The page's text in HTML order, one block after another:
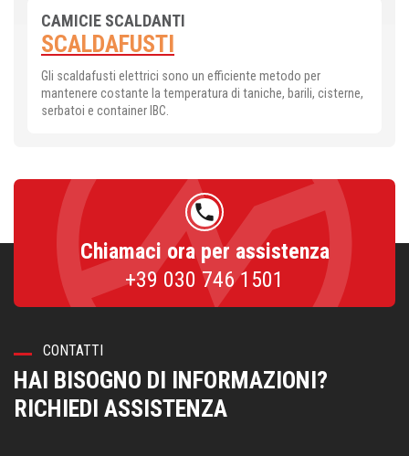
CAMICIE SCALDANTI
SCALDAFUSTI
Gli scaldafusti elettrici sono un efficiente metodo per
mantenere costante la temperatura di taniche, barili, cisterne,
serbatoi e container IBC.
phone
Chiamaci ora per assistenza
+39 030 746 1501
CONTATTI
HAI BISOGNO DI INFORMAZIONI?
RICHIEDI ASSISTENZA